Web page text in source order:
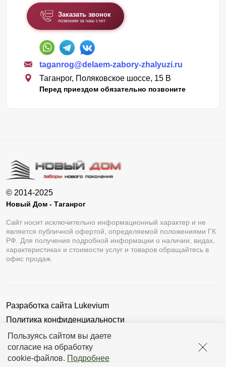
Пользуясь сайтом вы даете
согласие на обработку
cookie-файлов. Подробнее
Заказать звонок
позвоним за наш счет
taganrog@delaem-zabory-zhalyuzi.ru
Таганрог, Поляковское шоссе, 15 В
Перед приездом обязательно позвоните
© 2014-2025
Новый Дом - Таганрог
Сайт носит исключительно информационный характер и не
является публичной офертой, определяемой положениями ГК
РФ. Для получения подробной информации о наличии, видах,
характеристиках и стоимости услуг и товаров обращайтесь в
офис продаж.
Разработка сайта Lukevium
Политика конфиденциальности
Пользовательское соглашение